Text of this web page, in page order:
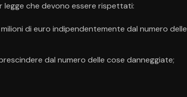
legge che devono essere rispettati:
di euro indipendentemente dal numero delle
dal numero delle cose danneggiate;